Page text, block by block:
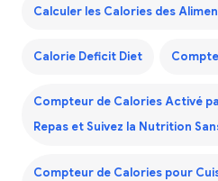
Calculer les Calories des
Calorie Deficit Diet
Compteur de Calories Activé
Repas et Suivez la Nutrition
Compteur de Calories pour